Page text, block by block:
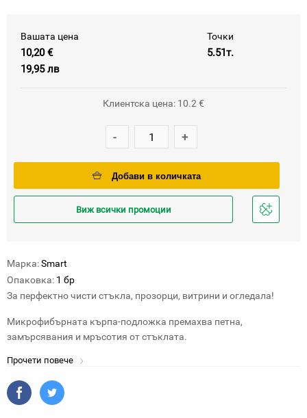
Вашата цена
10,20 €
19,95 лв
Точки
5.51т.
Клиентска цена: 10.2 €
- +
Добави в количката
Виж всички промоции
Добави
Марка:Smart
Опаковка: 1 бр
За перфектно чисти стъкла, прозорци, витрини и огледала!
Микрофибърната кърпа-подложка премахва петна,
замърсявания и мръсотия от стъклата.
Прочети повече